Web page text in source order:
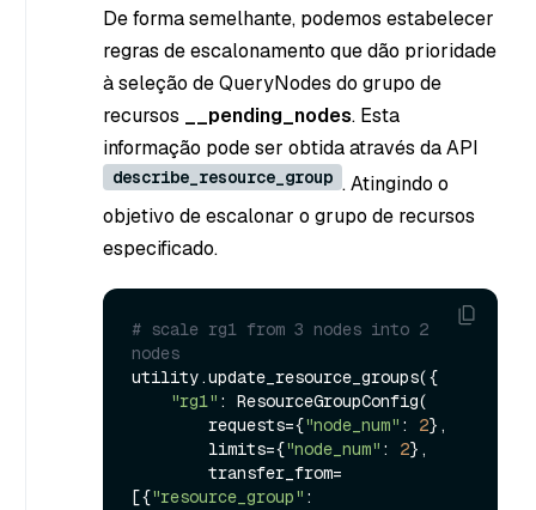
De forma semelhante, podemos estabelecer
regras de escalonamento que dão prioridade
à seleção de QueryNodes do grupo de
recursos
__pending_nodes. Esta
informação pode ser obtida através da API
describe_resource_group . Atingindo o
objetivo de escalonar o grupo de recursos
especificado.
# scale rg1 from 3 nodes into 2
nodes
utility.update_resource_groups({
"rg1" : ResourceGroupConfig(
        requests={
"node_num" : 2},
        limits={
"node_num" : 2},
[{"resource_group" :